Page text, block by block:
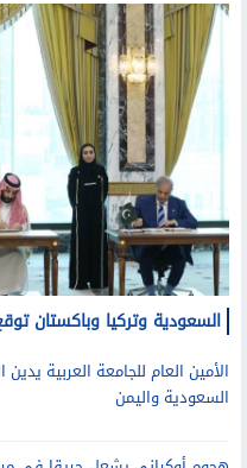
السعودية وتركيا وباكستان
الأمين العام للجامعة العربية
السعودية واليمن